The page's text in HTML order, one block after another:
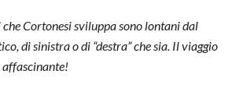
Cortonesi sviluppa sono lontani dal
di sinistra o di “destra” che sia. Il viaggio